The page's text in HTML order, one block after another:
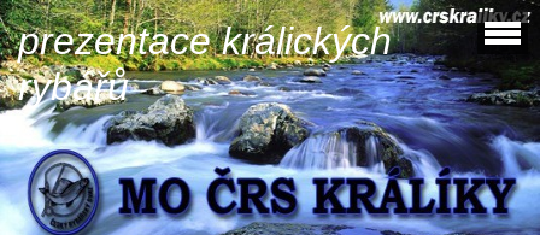
prezentace králických
rybářů